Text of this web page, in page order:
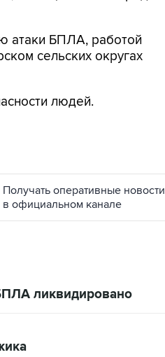
атаки БПЛА, работой
сельских округах
людей.
Получать оперативные новости
в официальном канале
ликвидировано